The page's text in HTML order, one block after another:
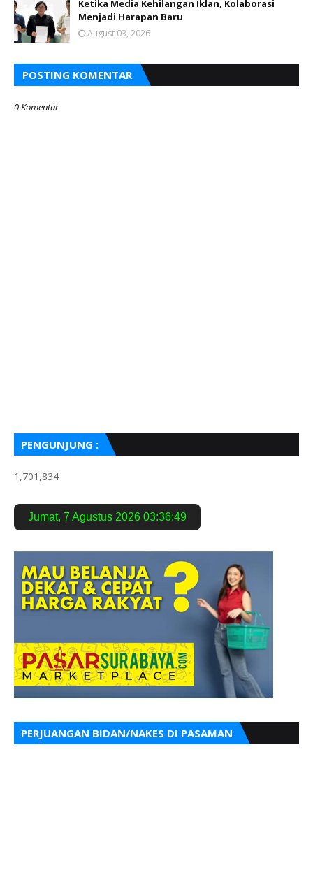
Ketika Media Kehilangan Iklan, Kolaborasi
Menjadi Harapan Baru
August 03, 2026
POSTING KOMENTAR
0 Komentar
PENGUNJUNG :
1,701,834
Jumat, 7 Agustus 2026 03:36:51
PERJUANGAN BIDAN/NAKES DI PASAMAN